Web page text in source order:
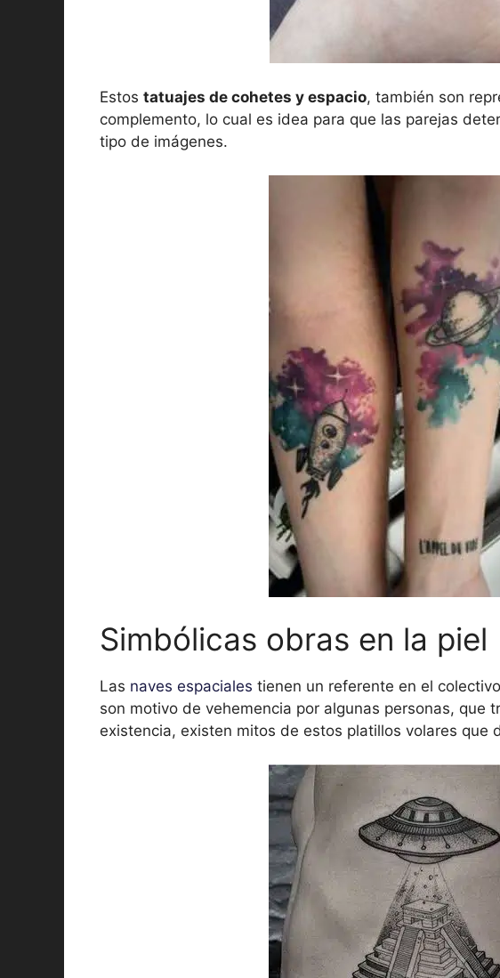
Estos tatuajes de cohetes y espacio, también son
complemento, lo cual es idea para que las parejas
tipo de imágenes.
Simbólicas obras en la piel
Las naves espaciales tienen un referente en el
son motivo de vehemencia por algunas personas, que
existencia, existen mitos de estos platillos volares que